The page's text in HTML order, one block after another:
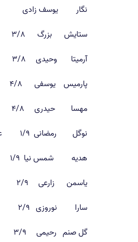
نگار یوسف زادی ۲/۸ عضو علی البدل
ستایش بزرگ ۳/۸ عضو اصلی
آرمیتا وحیدی ۳/۸ عضو علی البدل
پارمیس یوسفی ۴/۸ عضو اصلی
مهسا حیدری ۴/۸ عضو علی البدل
نوگل رمضانی ۱/۹ عضو اصلی
هدیه شمس نیا ۱/۹ عضو علی البدل
یاسمن زارعی ۲/۹ عضو اصلی
سارا نوروزی ۲/۹ عضو علی البدل
گل صنم رحیمی ۳/۹ عضو اصلی